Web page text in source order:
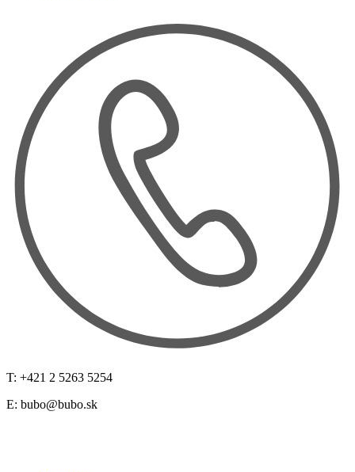
T: +421 2 5263 5254
E: bubo@bubo.sk